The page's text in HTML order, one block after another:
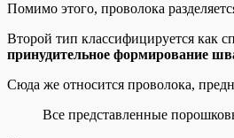
Помимо этого, проволока
Второй тип классифицируется как
принудительное формирование
Сюда же относится проволока,
Все представленные